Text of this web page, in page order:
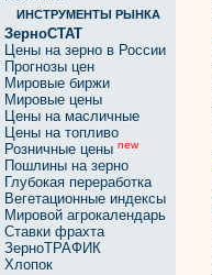
ИНСТРУМЕНТЫ РЫНКА
ЗерноСТАТ
Цены на зерно в России
Прогнозы цен
Мировые биржи
Мировые цены
Цены на масличные
Цены на топливо
Розничные цены new
Пошлины на зерно
Глубокая переработка
Вегетационные индексы
Мировой агрокалендарь
Ставки фрахта
ЗерноТРАФИК
Хлопок